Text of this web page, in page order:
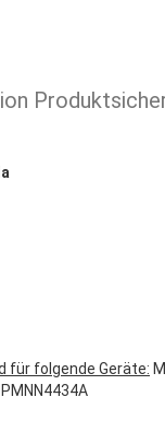
für folgende Geräte: